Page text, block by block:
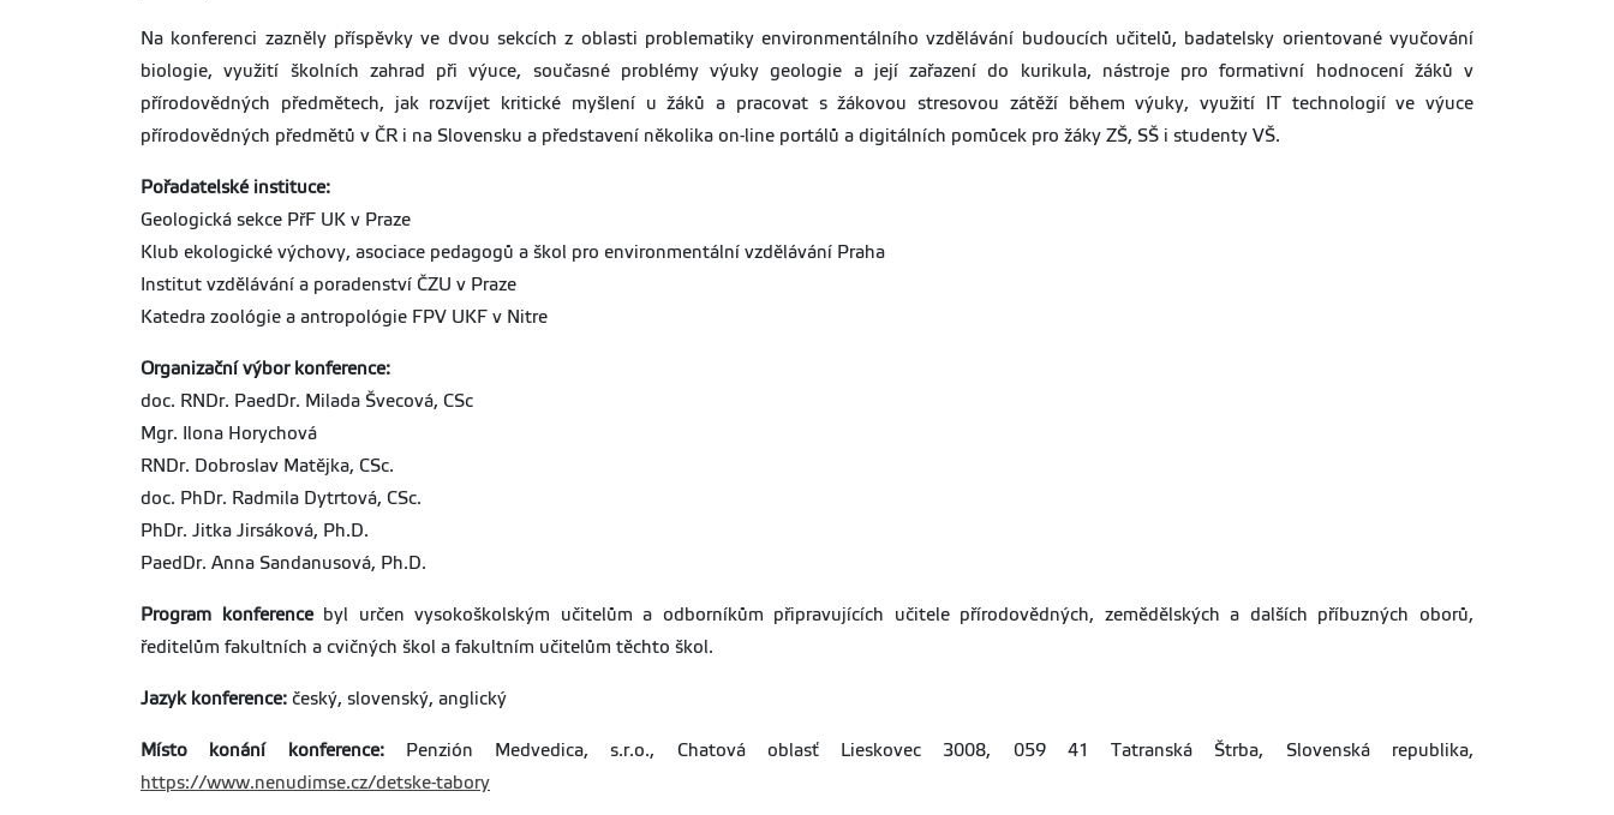
Na konferenci zazněly příspěvky ve dvou sekcích z oblasti problematiky environmentálního vzdělávání budoucích učitelů, badatelsky orientované vyučování
biologie, využití školních zahrad při výuce, současné problémy výuky geologie a její zařazení do kurikula, nástroje pro formativní hodnocení žáků v
přírodovědných předmětech, jak rozvíjet kritické myšlení u žáků a pracovat s žákovou stresovou zátěží během výuky, využití IT technologií ve výuce
přírodovědných předmětů v ČR i na Slovensku a představení několika on-line portálů a digitálních pomůcek pro žáky ZŠ, SŠ i studenty VŠ.
Pořadatelské instituce:
Geologická sekce PřF UK v Praze
Klub ekologické výchovy, asociace pedagogů a škol pro environmentální vzdělávání Praha
Institut vzdělávání a poradenství ČZU v Praze
Katedra zoológie a antropológie FPV UKF v Nitre
Organizační výbor konference:
doc. RNDr. PaedDr. Milada Švecová, CSc
Mgr. Ilona Horychová
RNDr. Dobroslav Matějka, CSc.
doc. PhDr. Radmila Dytrtová, CSc.
PhDr. Jitka Jirsáková, Ph.D.
PaedDr. Anna Sandanusová, Ph.D.
Program konferencebyl určen vysokoškolským učitelům a odborníkům připravujících učitele přírodovědných, zemědělských a dalších příbuzných oborů,
ředitelům fakultních a cvičných škol a fakultním učitelům těchto škol.
Jazyk konference: český, slovenský, anglický
Místo konání konference:Penzión Medvedica, s.r.o., Chatová oblasť Lieskovec 3008, 059 41 Tatranská Štrba, Slovenská republika,
https://www.nenudimse.cz/detske-tabory